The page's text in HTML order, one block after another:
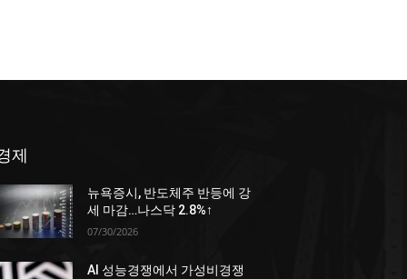
제
뉴욕증시, 반도체주 반등에 강
세 마감…나스닥 2.8%↑
07/30/2026
AI 성능경쟁에서 가성비경쟁